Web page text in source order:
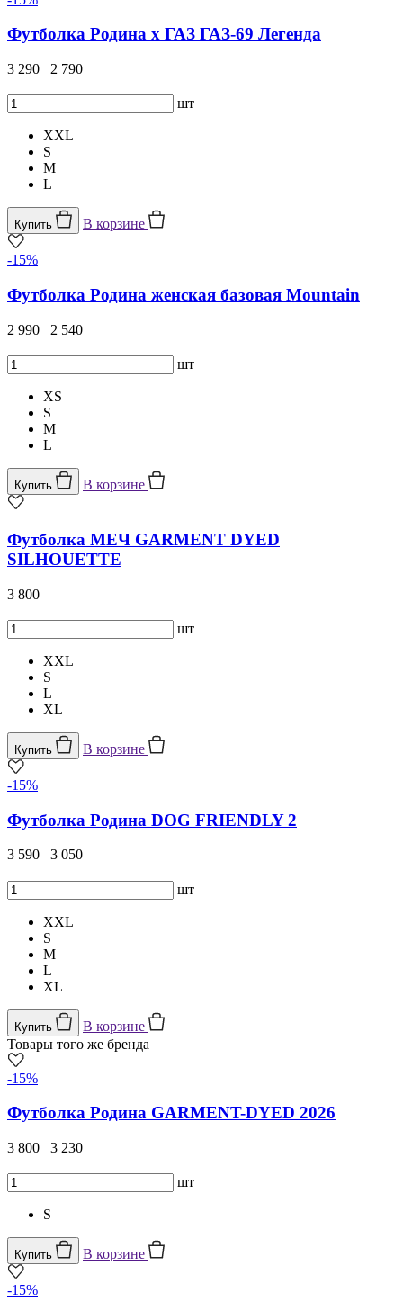
Футболка Родина x ГАЗ ГАЗ-69 Легенда
3 290 2 790
шт
XXL
S
M
L
Купить В корзине
-15%
Футболка Родина женская базовая Mountain
2 990 2 540
шт
XS
S
M
L
Купить В корзине
Футболка МЕЧ GARMENT DYED
SILHOUETTE
3 800
шт
XXL
S
L
XL
Купить В корзине
-15%
Футболка Родина DOG FRIENDLY 2
3 590 3 050
шт
XXL
S
M
L
XL
Купить
В корзине
Товары того же бренда
-15%
Футболка Родина GARMENT-DYED 2026
3 800 3 230
шт
S
Купить В корзине
-15%